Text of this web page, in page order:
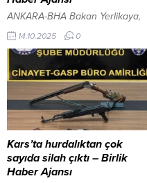
ANKARA-BHA Bakan Yerlikaya,
sosyal medya hesabından yaptığı
açıklamada, Diyarbakır’ın Çermik
ilçesinde 2015 yılında bir
mağarada tanınmaz halde
bulunan cesedin G.B. isimli
kadına ait olduğunun tespit
edildiğini belirtti. Yıllar süren
sessizliğin ardından dosyayı
yeniden ele alan JASAT ekipleri,
modern inceleme yöntemleriyle
cinayeti işlediği belirlenen M.B.
14.10.2025 0
Kars’ta hurdalıktan çok
sayıda silah çıktı – Birlik
Haber Ajansı